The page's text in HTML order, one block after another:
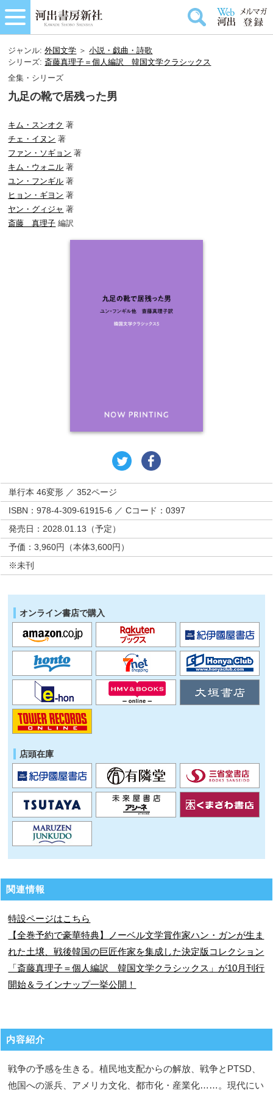
ジャンル:外国文学 ＞小説・戯曲・詩歌
シリーズ:斎藤真理子＝個人編訳 韓国文学クラシックス
全集・シリーズ
九足の靴で居残った男
キム・スンオク 著
チェ・イヌン 著
ファン・ソギョン 著
キム・ウォニル 著
ユン・フンギル 著
ヒョン・ギヨン 著
ヤン・グィジャ 著
斎藤 真理子 編訳
単行本 46変形 ／ 352ページ
ISBN：978-4-309-61915-6 ／ Cコード：0397
発売日：2028.01.13（予定）
予価：3,960円（本体3,600円）
※未刊
オンライン書店で購入
店頭在庫
関連情報
特設ページはこちら
【全巻予約で豪華特典】ノーベル文学賞作家ハン・ガンが生ま
れた土壌、戦後韓国の巨匠作家を集成した決定版コレクション
「斎藤真理子＝個人編訳 韓国文学クラシックス」が10月刊行
開始＆ラインナップ一挙公開！
内容紹介
戦争の予感を生きる。植民地支配からの解放、戦争とPTSD、
他国への派兵、アメリカ文化、都市化・産業化……。現代にい